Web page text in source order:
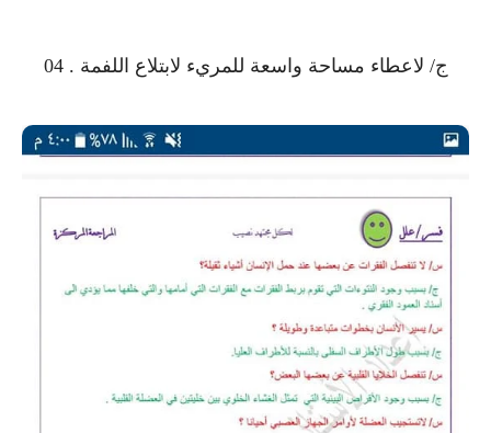
ج/ لاعطاء مساحة واسعة للمريء لابتلاع اللفمة . 04